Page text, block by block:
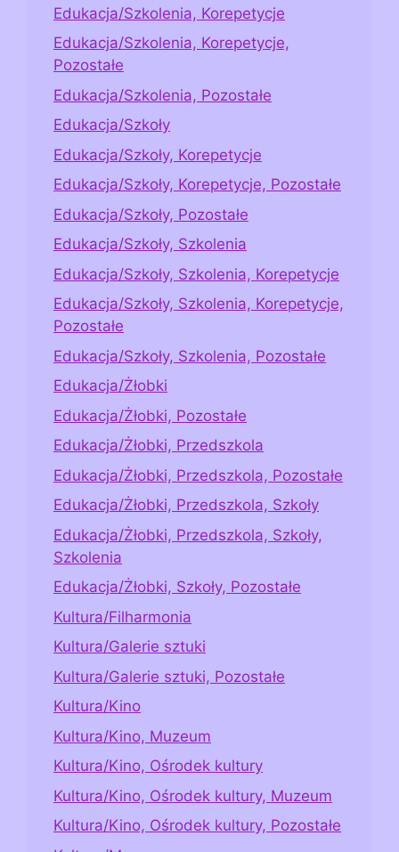
Edukacja/Szkolenia, Korepetycje
Edukacja/Szkolenia, Korepetycje,
Pozostałe
Edukacja/Szkolenia, Pozostałe
Edukacja/Szkoły
Edukacja/Szkoły, Korepetycje
Edukacja/Szkoły, Korepetycje, Pozostałe
Edukacja/Szkoły, Pozostałe
Edukacja/Szkoły, Szkolenia
Edukacja/Szkoły, Szkolenia, Korepetycje
Edukacja/Szkoły, Szkolenia, Korepetycje,
Pozostałe
Edukacja/Szkoły, Szkolenia, Pozostałe
Edukacja/Żłobki
Edukacja/Żłobki, Pozostałe
Edukacja/Żłobki, Przedszkola
Edukacja/Żłobki, Przedszkola, Pozostałe
Edukacja/Żłobki, Przedszkola, Szkoły
Edukacja/Żłobki, Przedszkola, Szkoły,
Szkolenia
Edukacja/Żłobki, Szkoły, Pozostałe
Kultura/Filharmonia
Kultura/Galerie sztuki
Kultura/Galerie sztuki, Pozostałe
Kultura/Kino
Kultura/Kino, Muzeum
Kultura/Kino, Ośrodek kultury
Kultura/Kino, Ośrodek kultury, Muzeum
Kultura/Kino, Ośrodek kultury, Pozostałe